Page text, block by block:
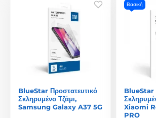
BlueStar Προστατευτικό
Σκληρυμένο Τζάμι,
Samsung Galaxy A37 5G
Βασική
BlueStar
Xiaomi
PRO